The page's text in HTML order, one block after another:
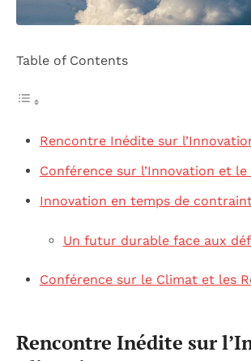
Table of Contents
Rencontre Inédite sur
Conférence sur l’Innovation et
Innovation en temps de
Un futur durable face aux
Conférence sur le Climat et les
Rencontre Inédite sur